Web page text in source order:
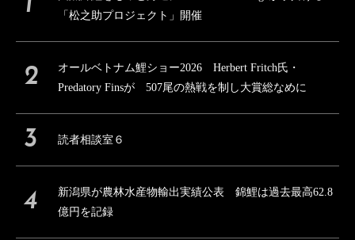
「松之助プロジェクト」開催
オールベトナム鯉ショー2026 Herbert Fritch氏・
Predatory Finsが 507尾の熱戦を制し大賞総なめに
読者相談室６
新潟県が農林水産物輸出実績公表 錦鯉は過去最高62.8
億円を記録